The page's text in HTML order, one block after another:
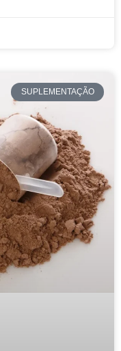
SUPLEMENTAÇÃO